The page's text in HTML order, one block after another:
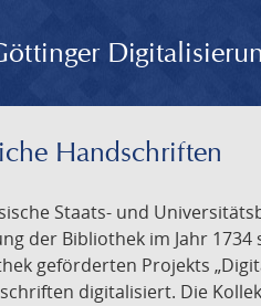
Handschriften
Staats- und
der Bibliothek im Jahr
geförderten Projekts
digitalisiert. Die